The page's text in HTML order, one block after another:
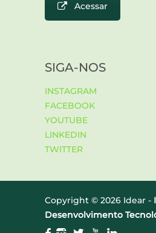
Acessar
SIGA-NOS
INSTAGRAM
FACEBOOK
YOUTUBE
LINKEDIN
TWITTER
Copyright © 2026 Idear -
Desenvolvimento